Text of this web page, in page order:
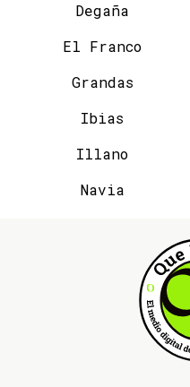
Degaña
El Franco
Grandas
Ibias
Illano
Navia